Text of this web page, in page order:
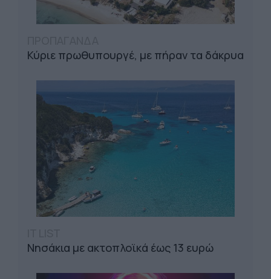
Κύριε πρωθυπουργέ, με πήραν τα δάκρυα
Νησάκια με ακτοπλοϊκά έως 13 ευρώ